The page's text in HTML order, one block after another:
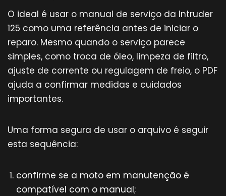
O ideal é usar o manual de serviço da Intruder
125 como uma referência antes de iniciar o
reparo. Mesmo quando o serviço parece
simples, como troca de óleo, limpeza de filtro,
ajuste de corrente ou regulagem de freio, o PDF
ajuda a confirmar medidas e cuidados
importantes.
Uma forma segura de usar o arquivo é seguir
esta sequência:
confirme se a moto em manutenção é
compatível com o manual;